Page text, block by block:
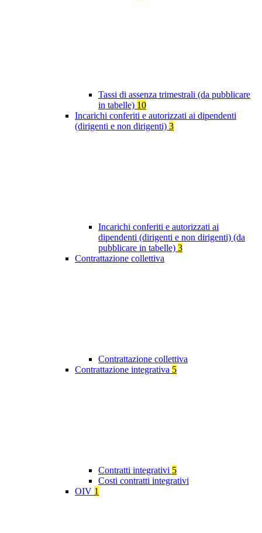
Tassi di assenza trimestrali (da pubblicare
in tabelle) 10
Incarichi conferiti e autorizzati ai dipendenti
(dirigenti e non dirigenti) 3
Incarichi conferiti e autorizzati ai
dipendenti (dirigenti e non dirigenti) (da
pubblicare in tabelle) 3
Contrattazione collettiva
Contrattazione collettiva
Contrattazione integrativa 5
Contratti integrativi 5
Costi contratti integrativi
OIV 1